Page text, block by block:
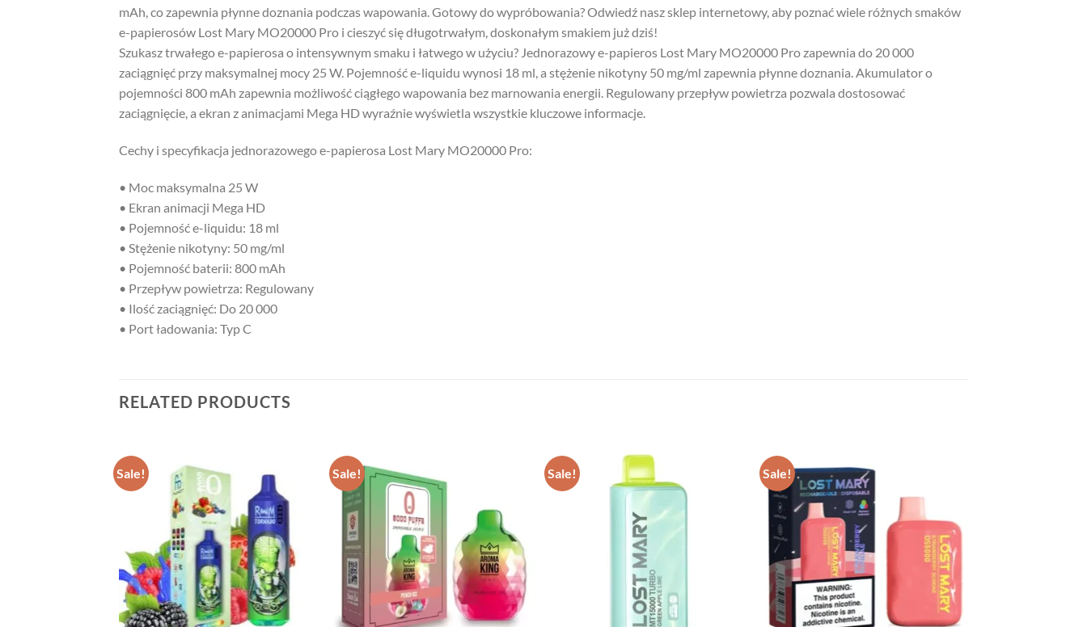
mAh, co zapewnia płynne doznania podczas wapowania. Gotowy do wypróbowania? Odwiedź nasz sklep internetowy, aby poznać wiele różnych smaków
e-papierosów Lost Mary MO20000 Pro i cieszyć się długotrwałym, doskonałym smakiem już dziś!
Szukasz trwałego e-papierosa o intensywnym smaku i łatwego w użyciu? Jednorazowy e-papieros Lost Mary MO20000 Pro zapewnia do 20 000
zaciągnięć przy maksymalnej mocy 25 W. Pojemność e-liquidu wynosi 18 ml, a stężenie nikotyny 50 mg/ml zapewnia płynne doznania. Akumulator o
pojemności 800 mAh zapewnia możliwość ciągłego wapowania bez marnowania energii. Regulowany przepływ powietrza pozwala dostosować
zaciągnięcie, a ekran z animacjami Mega HD wyraźnie wyświetla wszystkie kluczowe informacje.
Cechy i specyfikacja jednorazowego e-papierosa Lost Mary MO20000 Pro:
• Moc maksymalna 25 W
• Ekran animacji Mega HD
• Pojemność e-liquidu: 18 ml
• Stężenie nikotyny: 50 mg/ml
• Pojemność baterii: 800 mAh
• Przepływ powietrza: Regulowany
• Ilość zaciągnięć: Do 20 000
• Port ładowania: Typ C
RELATED PRODUCTS
Sale! Sale! Sale! Sale!